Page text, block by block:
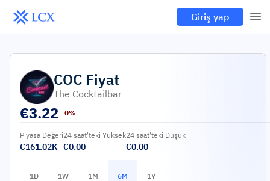
Giriş yap
COC Fiyat
The Cocktailbar
€3.22 0%
Piyasa Değeri
€161.02K
24 saat'teki Yüksek
€0.00
24 saat'teki Düşük
€0.00
1D 1W 1M 6M 1Y